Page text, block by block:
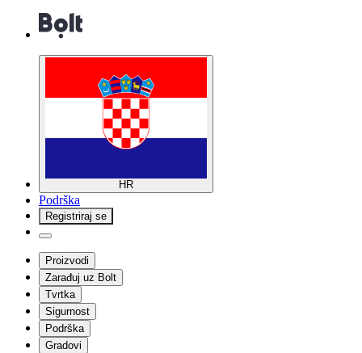
HR
Podrška
Registriraj se
Proizvodi
Zarađuj uz Bolt
Tvrtka
Sigurnost
Podrška
Gradovi